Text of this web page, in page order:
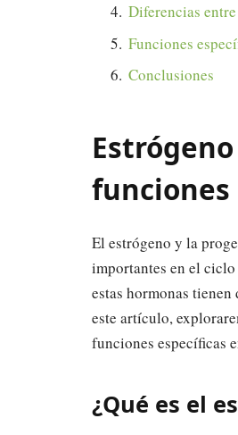
Diferencias
Funciones
Conclusiones
funciones
El estrógeno y la
importantes en el
estas hormonas
este artículo,
funciones específicas
¿Qué es el